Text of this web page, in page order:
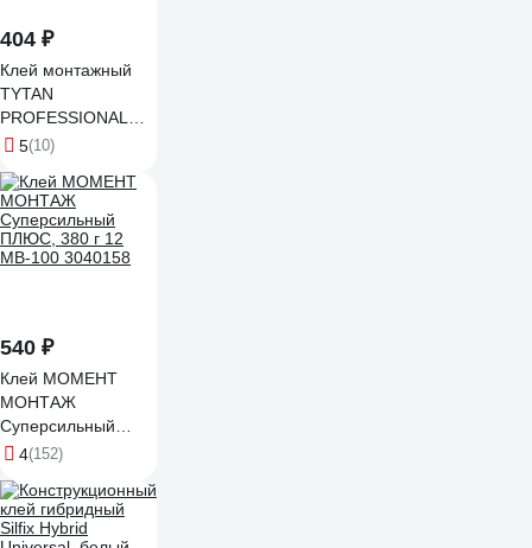
404 ₽
Клей монтажный
TYTAN
PROFESSIONAL
HYDRO FIX
прозрачный 310 мл
274655
5(10)
540 ₽
Клей МОМЕНТ
МОНТАЖ
Суперсильный
ПЛЮС, 380 г 12
4(152)